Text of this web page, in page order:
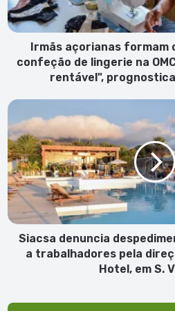
de
lingerie
OMCV:
rentável",
prognostica
Fátima
Balbina
Irmãs açorianas
confeção de lingerie na
rentável",
Siacsa
denuncia
despedimentos
e
"perseguição"
a
trabalhadores
pela
direção
Mansa
Siacsa denuncia
a trabalhadores pela
Hotel, em S.